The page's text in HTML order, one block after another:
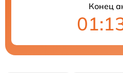
Конец